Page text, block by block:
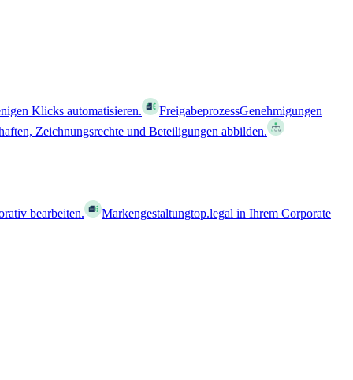
Klicks automatisieren. FreigabeprozessGenehmigungen
Zeichnungsrechte und Beteiligungen abbilden.
bearbeiten. Markengestaltungtop.legal in Ihrem Corporate